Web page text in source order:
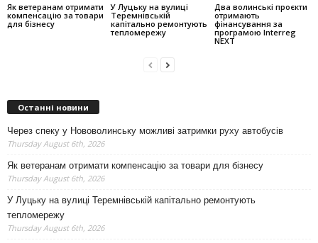
Як ветеранам отримати
компенсацію за товари
для бізнесу
У Луцьку на вулиці
Теремнівській
капітально ремонтують
тепломережу
Два волинські проєкти
отримають
фінансування за
програмою Interreg
NEXT
Останні новини
Через спеку у Нововолинську можливі затримки руху автобусів
Thursday August 6th, 2026
Як ветеранам отримати компенсацію за товари для бізнесу
Thursday August 6th, 2026
У Луцьку на вулиці Теремнівській капітально ремонтують
тепломережу
Thursday August 6th, 2026